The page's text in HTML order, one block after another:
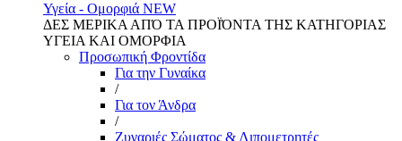
Υγεία - Ομορφιά NEW
ΔΕΣ ΜΕΡΙΚΑ ΑΠΌ ΤΑ ΠΡΟΪΌΝΤΑ ΤΗΣ ΚΑΤΗΓΟΡΙΑΣ
ΥΓΕΙΑ ΚΑΙ ΟΜΟΡΦΙΑ
Προσωπική Φροντίδα
Για την Γυναίκα
/
Για τον Άνδρα
/
Ζυγαριές Σώματος & Λιπομετρητές